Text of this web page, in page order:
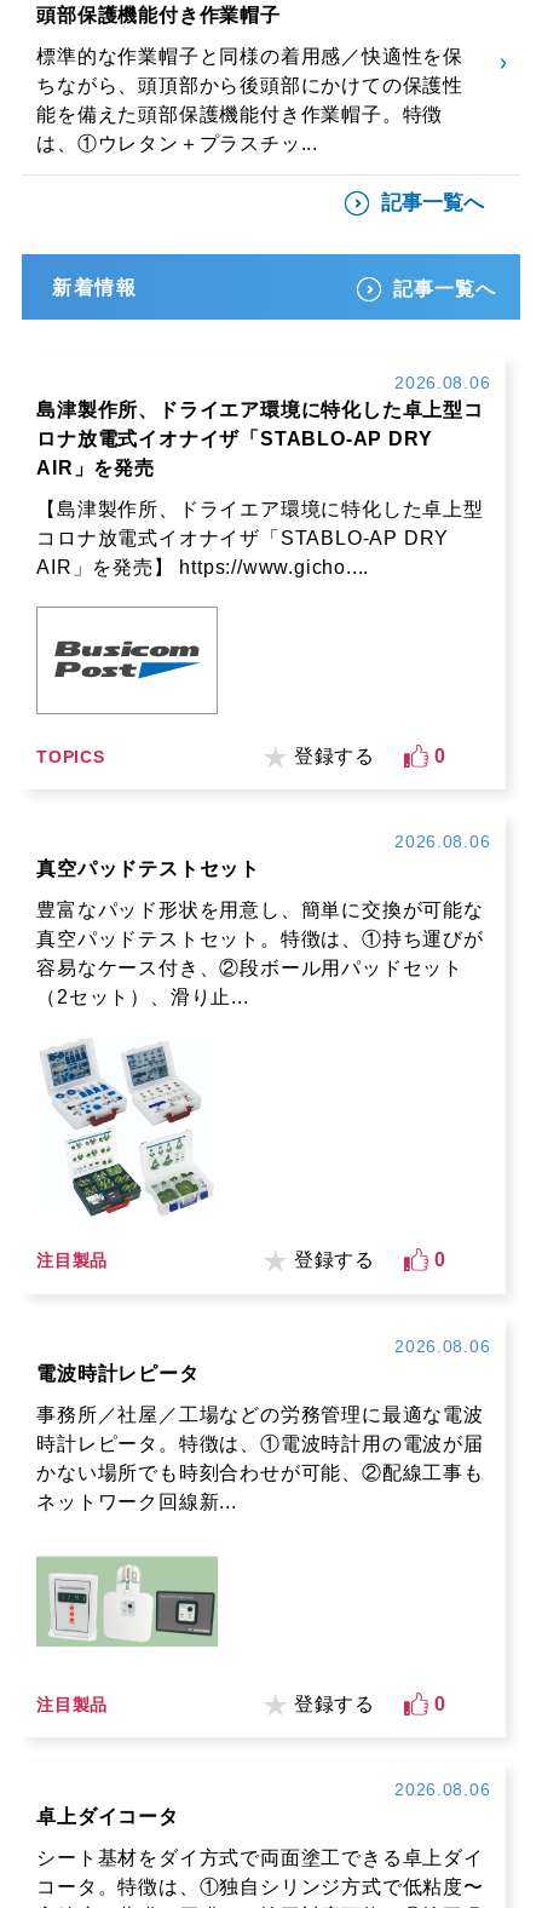
頭部保護機能付き作業帽子
標準的な作業帽子と同様の着用感／快適性を保
ちながら、頭頂部から後頭部にかけての保護性
能を備えた頭部保護機能付き作業帽子。特徴
は、①ウレタン＋プラスチッ...
記事一覧へ
新着情報 記事一覧へ
2026.08.06
島津製作所、ドライエア環境に特化した卓上型コ
ロナ放電式イオナイザ「STABLO-AP DRY
AIR」を発売
【島津製作所、ドライエア環境に特化した卓上型
コロナ放電式イオナイザ「STABLO-AP DRY
AIR」を発売】 https://www.gicho....
TOPICS 登録する 0
2026.08.06
真空パッドテストセット
豊富なパッド形状を用意し、簡単に交換が可能な
真空パッドテストセット。特徴は、①持ち運びが
容易なケース付き、②段ボール用パッドセット
（2セット）、滑り止...
注目製品 登録する 0
2026.08.06
電波時計レピータ
事務所／社屋／工場などの労務管理に最適な電波
時計レピータ。特徴は、①電波時計用の電波が届
かない場所でも時刻合わせが可能、②配線工事も
ネットワーク回線新...
注目製品 登録する 0
2026.08.06
卓上ダイコータ
シート基材をダイ方式で両面塗工できる卓上ダイ
コータ。特徴は、①独自シリンジ方式で低粘度〜